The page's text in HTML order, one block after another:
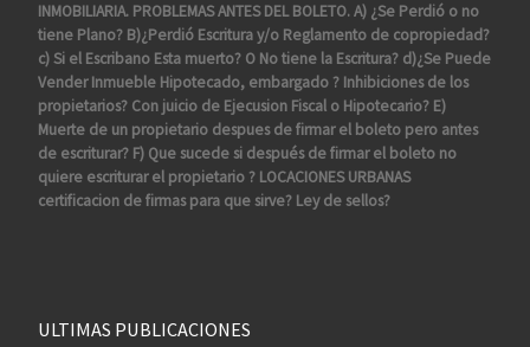
INMOBILIARIA. PROBLEMAS ANTES DEL BOLETO. A) ¿Se Perdió o no
tiene Plano? B)¿Perdió Escritura y/o Reglamento de copropiedad?
c) Si el Escribano Esta muerto? O No tiene la Escritura? d)¿Se Puede
Vender Inmueble Hipotecado, embargado ? Inhibiciones de los
propietarios? Con juicio de Ejecusion Fiscal o Hipotecario? E)
Muerte de un propietario despues de firmar el boleto pero antes
de escriturar? F) Que sucede si después de firmar el boleto no
quiere escriturar el propietario ? LOCACIONES URBANAS
certificacion de firmas para que sirve? Ley de sellos?
ULTIMAS PUBLICACIONES